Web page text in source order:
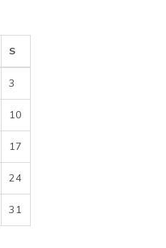
S
3
10
17
24
31